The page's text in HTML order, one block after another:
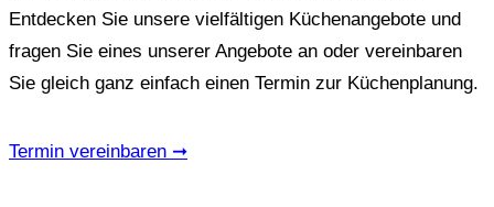
Entdecken Sie unsere vielfältigen Küchenangebote und
fragen Sie eines unserer Angebote an oder vereinbaren
Sie gleich ganz einfach einen Termin zur Küchenplanung.
Termin vereinbaren ➞